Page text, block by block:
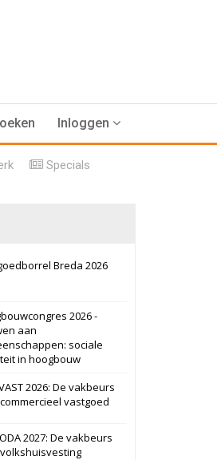
Inloggen
Specials
Breda 2026
2026 -
aan
sociale
in hoogbouw
2026: De vakbeurs
vastgoed
2027: De vakbeurs
Voormalig
politiebureau
Bekijk
Zwanenburg
Attractiepark